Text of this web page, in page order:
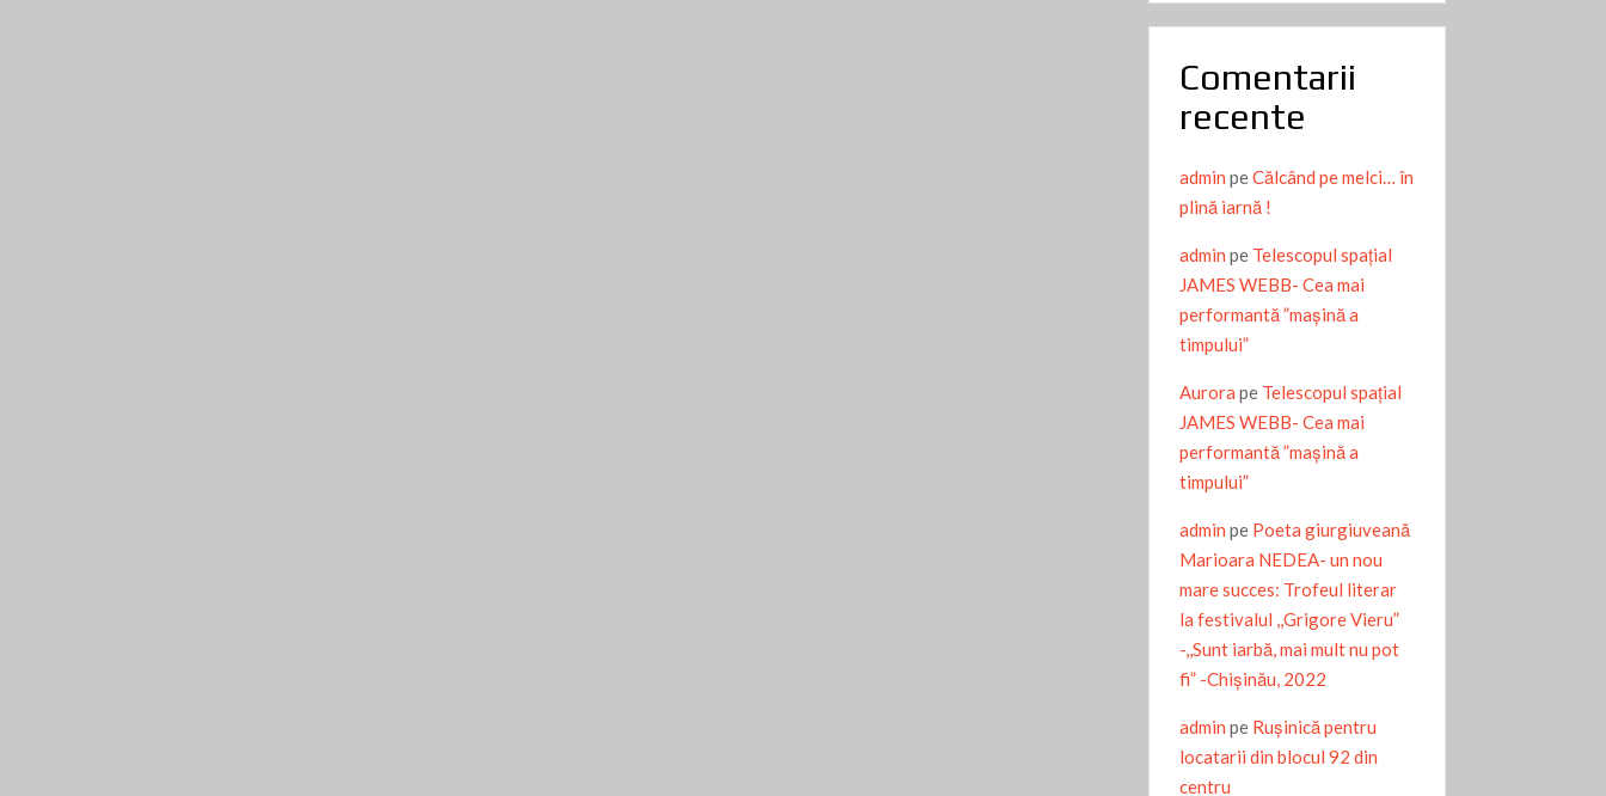
Comentarii
recente
admin peCălcând pe melci… în
plină iarnă !
admin pe Telescopul spațial
JAMES WEBB- Cea mai
performantă ”mașină a
timpului”
Aurora pe Telescopul spațial
JAMES WEBB- Cea mai
performantă ”mașină a
timpului”
admin pe Poeta giurgiuveană
Marioara NEDEA- un nou
mare succes: Trofeul literar
la festivalul ,,Grigore Vieru”
-,,Sunt iarbă, mai mult nu pot
fi” -Chişinău, 2022
admin pe Ruşinică pentru
locatarii din blocul 92 din
centru